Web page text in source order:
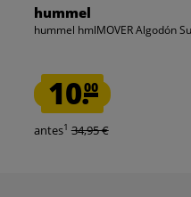
hummel
hummel hmlMOVER Algodón
10.00
antes1 34,95 €